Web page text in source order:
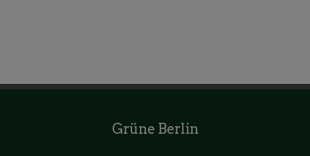
Grüne Berlin